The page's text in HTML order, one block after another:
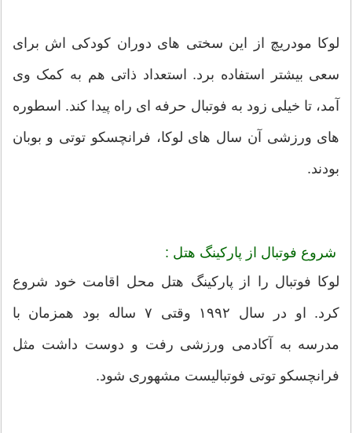
لوکا مودریچ از این سختی های دوران کودکی اش برای
سعی بیشتر استفاده برد. استعداد ذاتی هم به کمک وی
آمد، تا خیلی زود به فوتبال حرفه ای راه پیدا کند. اسطوره
های ورزشی آن سال های لوکا، فرانچسکو توتی و بوبان
بودند.
شروع فوتبال از پارکینگ هتل :
لوکا فوتبال را از پارکینگ هتل محل اقامت خود شروع
کرد. او در سال ۱۹۹۲ وقتی ۷ ساله بود همزمان با
مدرسه به آکادمی ورزشی رفت و دوست داشت مثل
فرانچسکو توتی فوتبالیست مشهوری شود.